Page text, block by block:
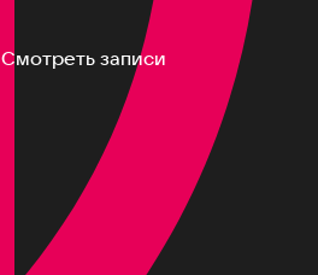
Смотреть записи